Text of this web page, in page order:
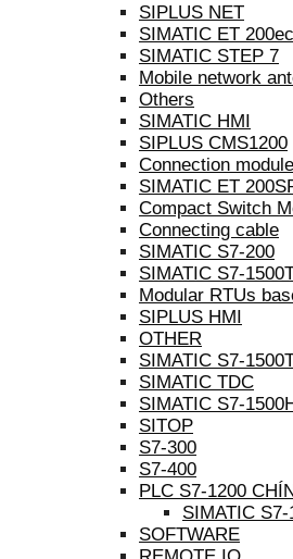
SIPLUS NET
SIMATIC ET
SIMATIC STEP 7
Mobile network
Others
SIMATIC HMI
SIPLUS CMS1200
Connection module
SIMATIC ET
Compact Switch
Connecting cable
SIMATIC S7-200
SIMATIC S7-
Modular RTUs
SIPLUS HMI
OTHER
SIMATIC S7-
SIMATIC TDC
SIMATIC S7-
SITOP
S7-300
S7-400
PLC S7-1200
SIMATIC S7-
SOFTWARE